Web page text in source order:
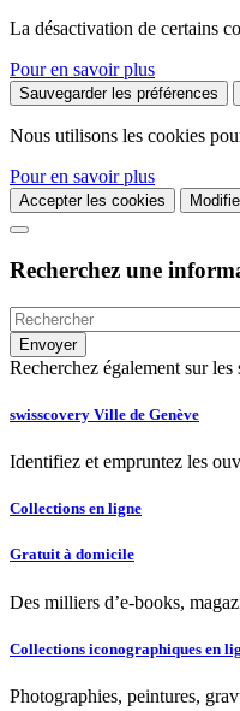
La désactivation de certains
Pour en savoir plus
Sauvegarder les préférences
Nous utilisons les cookies
Pour en savoir plus
Accepter les cookies
Recherchez une
Recherchez également sur
swisscovery Ville de Genève
Identifiez et empruntez les
Collections en ligne
Gratuit à domicile
Des milliers d’e-books,
Collections iconographiques en
Photographies, peintures,